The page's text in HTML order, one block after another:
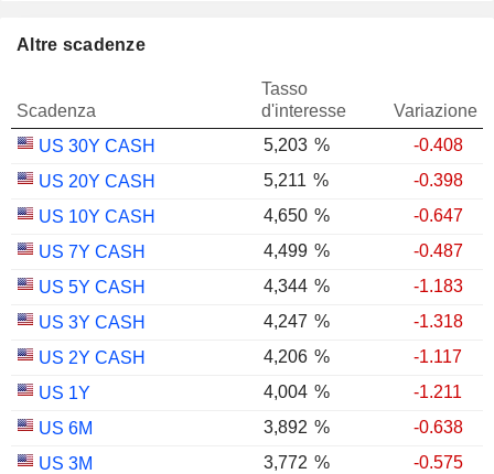
Altre scadenze
Scadenza
Tasso
d'interesse
Variazione
US 30Y CASH
5,203 %
-0.408
US 20Y CASH
5,211 %
-0.398
US 10Y CASH
4,650 %
-0.647
US 7Y CASH
4,499 %
-0.487
US 5Y CASH
4,344 %
-1.183
US 3Y CASH
4,247 %
-1.318
US 2Y CASH
4,206 %
-1.117
US 1Y
4,004 %
-1.211
US 6M
3,892 %
-0.638
US 3M
3,772 %
-0.575